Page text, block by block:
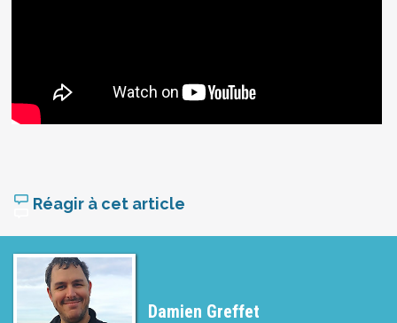
Réagir à cet article
Damien Greffet